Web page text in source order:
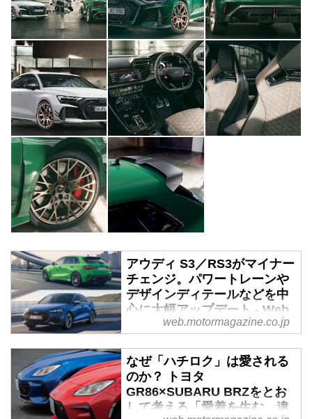
アウディ S3／RS3がマイナー
チェンジ。パワートレーンや
デザインディテールなどを中
心に大幅アップデート - Web
モーターマガジン
2025年2月19日、アウディジャパ
ンはプレミアムコンパクト ハッ
チバック／セダンのS3／RS3を
大幅にアップデートしてマイナー
チェンジし、発売を開始する。
web.motormagazine.co.jp
なぜ「ハチロク」は愛される
のか？ トヨタ
GR86×SUBARU BRZをとお
して考える「愛着を生む、違